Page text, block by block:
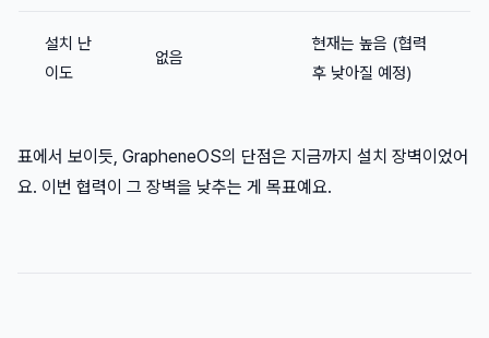
설치 난
이도
없음
현재는 높음 (협력
후 낮아질 예정)
표에서 보이듯, GrapheneOS의 단점은 지금까지 설치 장벽이었어
요. 이번 협력이 그 장벽을 낮추는 게 목표예요.